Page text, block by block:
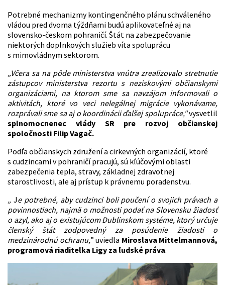
Potrebné mechanizmy kontingenčného plánu schváleného
vládou pred dvoma týždňami budú aplikovateľné aj na
slovensko-českom pohraničí. Štát na zabezpečovanie
niektorých doplnkových služieb víta spoluprácu
s mimovládnym sektorom.
„Včera sa na pôde ministerstva vnútra zrealizovalo stretnutie
zástupcov ministerstva rezortu s neziskovými občianskymi
organizáciami, na ktorom sme sa navzájom informovali o
aktivitách, ktoré vo veci nelegálnej migrácie vykonávame,
rozprávali sme sa aj o koordinácii ďalšej spolupráce,"vysvetlil
splnomocnenec vlády SR pre rozvoj občianskej
spoločnosti Filip Vagač.
Podľa občianskych združení a cirkevných organizácií, ktoré
s cudzincami v pohraničí pracujú, sú kľúčovými oblasti
zabezpečenia tepla, stravy, základnej zdravotnej
starostlivosti, ale aj prístup k právnemu poradenstvu.
„ Je potrebné, aby cudzinci boli poučení o svojich právach a
povinnostiach, najmä o možnosti podať na Slovensku žiadosť
o azyl, ako aj o existujúcom Dublinskom systéme, ktorý určuje
členský štát zodpovedný za posúdenie žiadosti o
medzinárodnú ochranu,” uviedla Miroslava Mittelmannová,
programová riaditeľka Ligy za ľudské práva.